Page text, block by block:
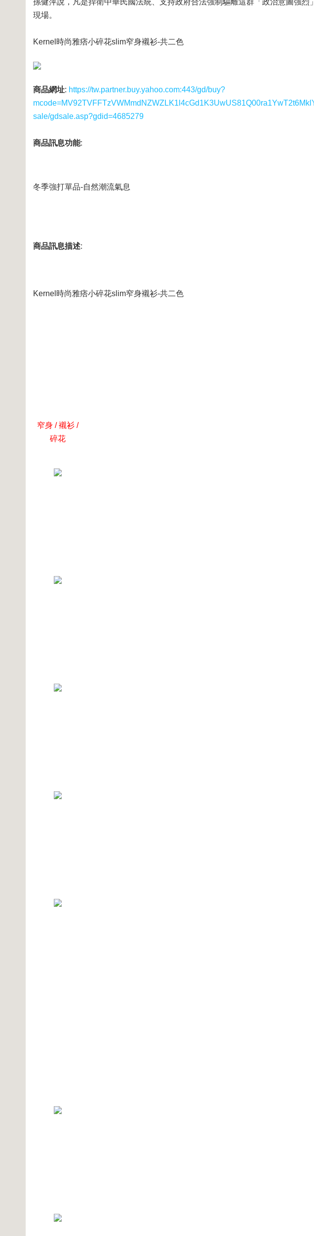
孫健萍說，凡是捍衛中華民國法統、支持政府合法強制驅離這群「政治意圖強
現場。
Kernel時尚雅痞小碎花slim窄身襯衫-共二色
商品網址: https://tw.partner.buy.yahoo.com:443/gd/buy?
sale/gdsale.asp?gdid=4685279
商品訊息功能:
冬季強打單品-自然潮流氣息
商品訊息描述:
Kernel時尚雅痞小碎花slim窄身襯衫-共二色
窄身 / 襯衫 /
碎花